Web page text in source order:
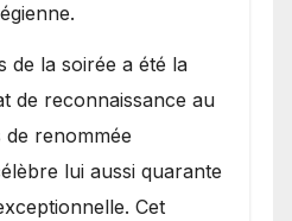
de la soirée a été la
de reconnaissance au
de renommée
lui aussi quarante
Cet